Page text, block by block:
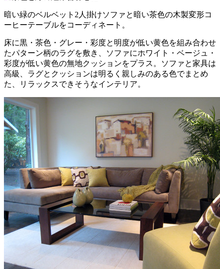
暗い緑のベルベット2人掛けソファと暗い茶色の木製変形コ
ーヒーテーブルをコーディネート。
床に黒・茶色・グレー・彩度と明度が低い黄色を組み合わせ
たパターン柄のラグを敷き、ソファにホワイト・ベージュ・
彩度が低い黄色の無地クッションをプラス。ソファと家具は
高級、ラグとクッションは明るく親しみのある色でまとめ
た、リラックスできそうなインテリア。